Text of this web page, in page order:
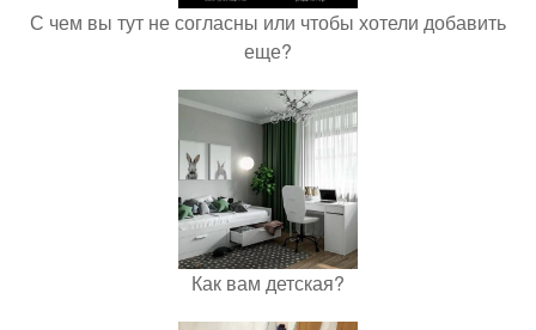
С чем вы тут не согласны или чтобы хотели добавить
еще?
Как вам детская?